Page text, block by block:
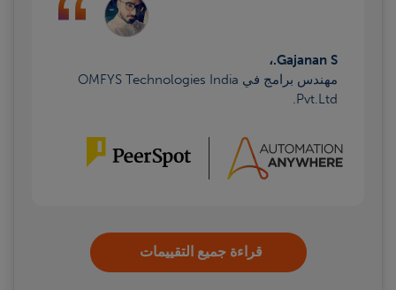
Gajanan S.،
مهندس برامج في OMFYS Technologies India
Pvt.Ltd.
قراءة جميع التقييمات